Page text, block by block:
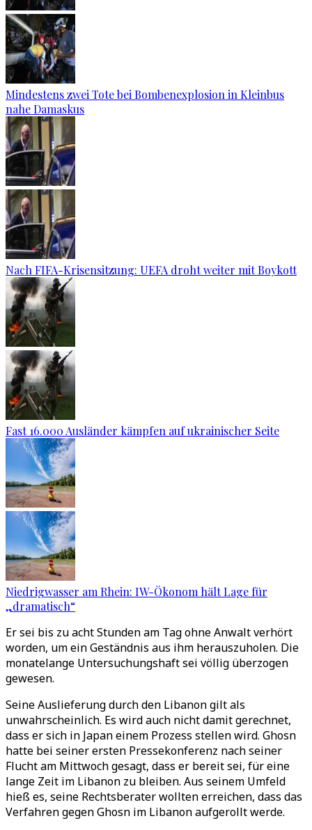
Mindestens zwei Tote bei Bombenexplosion in Kleinbus
nahe Damaskus
Nach FIFA-Krisensitzung: UEFA droht weiter mit Boykott
Fast 16.000 Ausländer kämpfen auf ukrainischer Seite
Niedrigwasser am Rhein: IW-Ökonom hält Lage für
„dramatisch“
Er sei bis zu acht Stunden am Tag ohne Anwalt verhört
worden, um ein Geständnis aus ihm herauszuholen. Die
monatelange Untersuchungshaft sei völlig überzogen
gewesen.
Seine Auslieferung durch den Libanon gilt als
unwahrscheinlich. Es wird auch nicht damit gerechnet,
dass er sich in Japan einem Prozess stellen wird. Ghosn
hatte bei seiner ersten Pressekonferenz nach seiner
Flucht am Mittwoch gesagt, dass er bereit sei, für eine
lange Zeit im Libanon zu bleiben. Aus seinem Umfeld
hieß es, seine Rechtsberater wollten erreichen, dass das
Verfahren gegen Ghosn im Libanon aufgerollt werde.